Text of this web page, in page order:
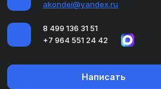
akondei@yandex.ru
8 499 136 31 51
+7 964 551 24 42
Написать